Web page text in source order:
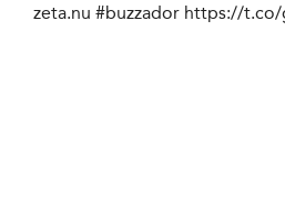
zeta.nu #buzzador https://t.co/